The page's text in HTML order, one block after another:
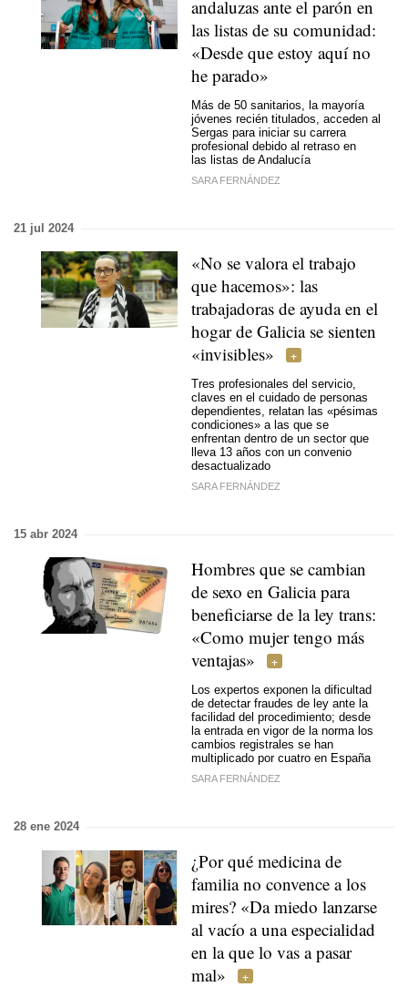
andaluzas ante el parón en
las listas de su comunidad:
«Desde que estoy aquí no
he parado»
Más de 50 sanitarios, la mayoría
jóvenes recién titulados, acceden al
Sergas para iniciar su carrera
profesional debido al retraso en
las listas de Andalucía
SARA FERNÁNDEZ
21 jul 2024
«No se valora el trabajo
que hacemos»: las
trabajadoras de ayuda en el
hogar de Galicia se sienten
«invisibles»
Tres profesionales del servicio,
claves en el cuidado de personas
dependientes, relatan las «pésimas
condiciones» a las que se
enfrentan dentro de un sector que
lleva 13 años con un convenio
desactualizado
SARA FERNÁNDEZ
15 abr 2024
Hombres que se cambian
de sexo en Galicia para
beneficiarse de la ley trans:
«Como mujer tengo más
ventajas»
Los expertos exponen la dificultad
de detectar fraudes de ley ante la
facilidad del procedimiento; desde
la entrada en vigor de la norma los
cambios registrales se han
multiplicado por cuatro en España
SARA FERNÁNDEZ
28 ene 2024
¿Por qué medicina de
familia no convence a los
mires? «Da miedo lanzarse
al vacío a una especialidad
en la que lo vas a pasar
mal»